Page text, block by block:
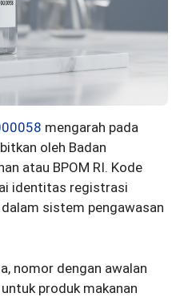
mengarah pada
oleh Badan
atau BPOM RI. Kode
identitas registrasi
sistem pengawasan
nomor dengan awalan
produk makanan